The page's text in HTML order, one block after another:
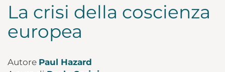
La crisi della coscienza
europea
Autore Paul Hazard